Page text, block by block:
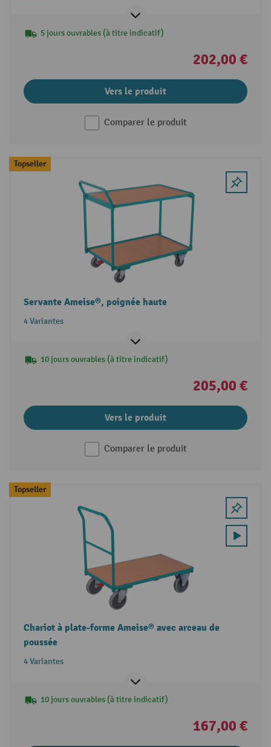
5 jours ouvrables (à titre indicatif)
202,00 €
Vers le produit
Comparer le produit
Topseller
Servante Ameise®, poignée haute
4 Variantes
10 jours ouvrables (à titre indicatif)
205,00 €
Vers le produit
Comparer le produit
Topseller
Chariot à plate-forme Ameise® avec arceau de
poussée
4 Variantes
10 jours ouvrables (à titre indicatif)
167,00 €